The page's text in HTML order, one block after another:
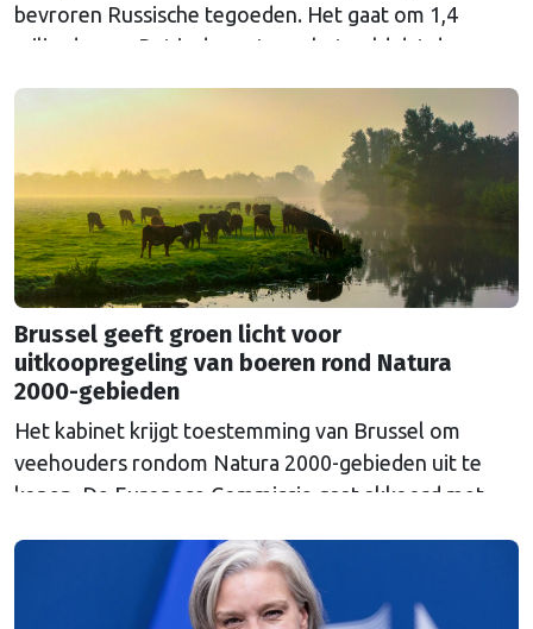
bevroren Russische tegoeden. Het gaat om 1,4
miljard euro. Dat is de rente op het geld dat de
Euroclear parkeerde. De EU bevroor dat geld na de
Continued
Brussel geeft groen licht voor
uitkoopregeling van boeren rond Natura
2000-gebieden
Het kabinet krijgt toestemming van Brussel om
veehouders rondom Natura 2000-gebieden uit te
kopen. De Europese Commissie gaat akkoord met